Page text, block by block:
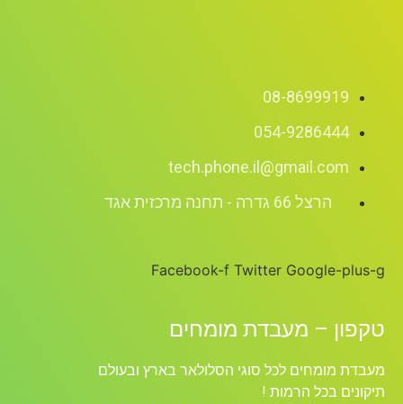
08-8699919
054-9286444
tech.phone.il@gmail.com
הרצל 66 גדרה - תחנה מרכזית אגד
Facebook-f Twitter Google-plus-g
טקפון – מעבדת מומחים
מעבדת מומחים לכל סוגי הסלולאר בארץ ובעולם
תיקונים בכל הרמות !